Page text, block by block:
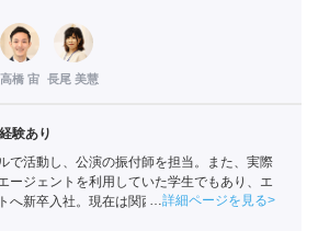
高橋 宙 長尾 美慧
験あり
で活動し、公演の振付師を担当。また、実際
ージェントを利用していた学生でもあり、エ
へ新卒入社。現在は関西の学生への支援を中
詳細ページを見る